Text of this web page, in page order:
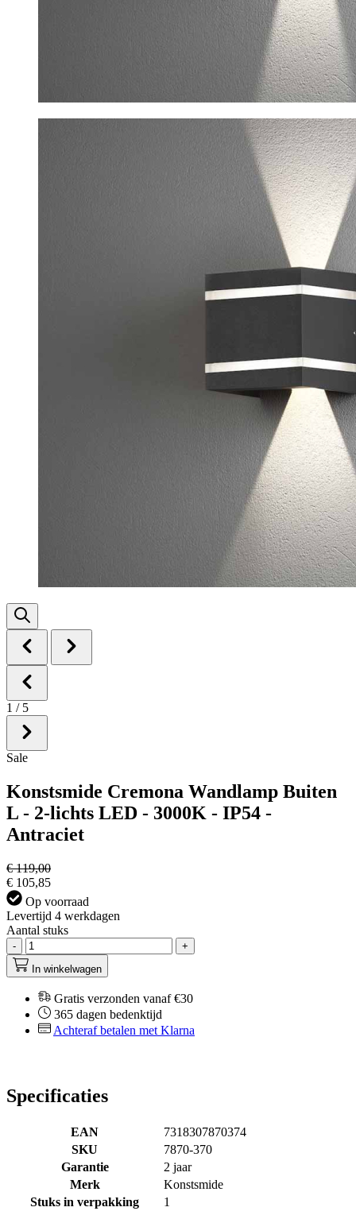
1 / 5
Sale
Konstsmide Cremona Wandlamp Buiten
L - 2-lichts LED - 3000K - IP54 -
Antraciet
€ 119,00
€ 105,85
Op voorraad
Levertijd 4 werkdagen
Aantal stuks
-
+
In winkelwagen
Gratis verzonden vanaf €30
365 dagen bedenktijd
Achteraf betalen met Klarna
Specificaties
EAN
7318307870374
SKU
7870-370
Garantie
2 jaar
Merk
Konstsmide
Stuks in verpakking
1